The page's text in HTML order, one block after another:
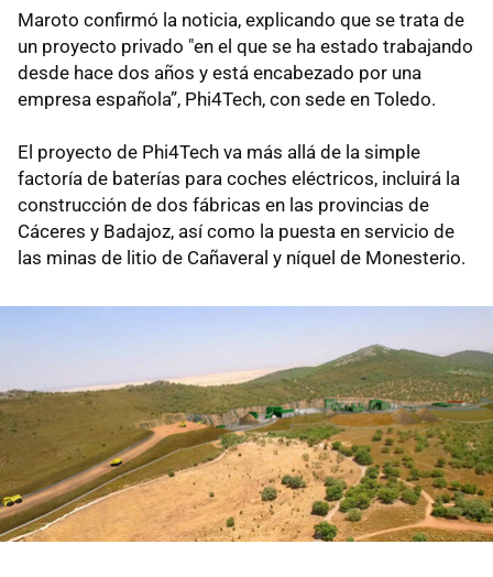
Maroto confirmó la noticia, explicando que se trata de
un proyecto privado "en el que se ha estado trabajando
desde hace dos años y está encabezado por una
empresa española”, Phi4Tech, con sede en Toledo.
El proyecto de Phi4Tech va más allá de la simple
factoría de baterías para coches eléctricos, incluirá la
construcción de dos fábricas en las provincias de
Cáceres y Badajoz, así como la puesta en servicio de
las minas de litio de Cañaveral y níquel de Monesterio.